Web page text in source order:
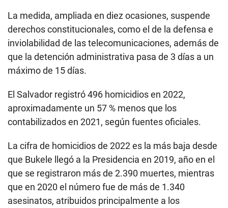
La medida, ampliada en diez ocasiones, suspende
derechos constitucionales, como el de la defensa e
inviolabilidad de las telecomunicaciones, además de
que la detención administrativa pasa de 3 días a un
máximo de 15 días.
El Salvador registró 496 homicidios en 2022,
aproximadamente un 57 % menos que los
contabilizados en 2021, según fuentes oficiales.
La cifra de homicidios de 2022 es la más baja desde
que Bukele llegó a la Presidencia en 2019, año en el
que se registraron más de 2.390 muertes, mientras
que en 2020 el número fue de más de 1.340
asesinatos, atribuidos principalmente a los